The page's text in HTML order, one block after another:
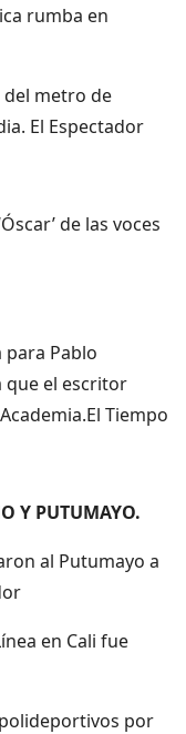
rumba en
del metro de
El Espectador
de las voces
Pablo
que el escritor
Tiempo
Y PUTUMAYO.
al Putumayo a
en Cali fue
por